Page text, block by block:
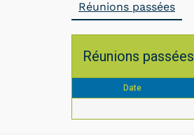
Réunions passées
Réunions passées
Date